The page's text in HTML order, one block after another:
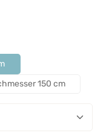
150 cm
Wert ein